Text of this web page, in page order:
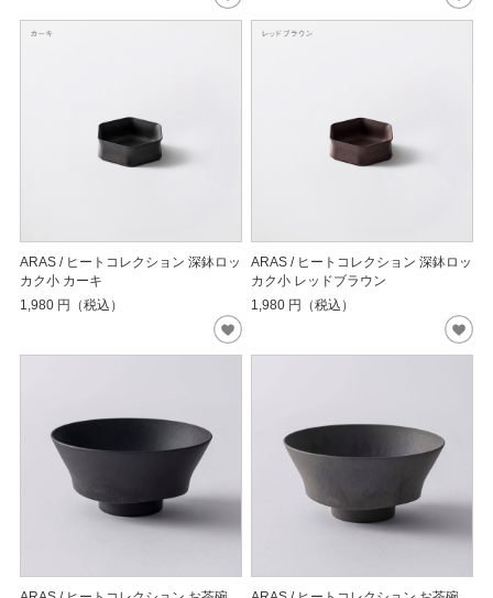
ARAS / ヒートコレクション 深鉢ロッ
カク小 カーキ
1,980 円（税込）
ARAS / ヒートコレクション 深鉢ロッ
カク小 レッドブラウン
1,980 円（税込）